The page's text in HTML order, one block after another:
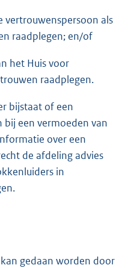
vertrouwenspersoon als
raadplegen; en/of
het Huis voor
raadplegen.
bijstaat of een
een vermoeden van
over een
de afdeling advies
in
gedaan worden door